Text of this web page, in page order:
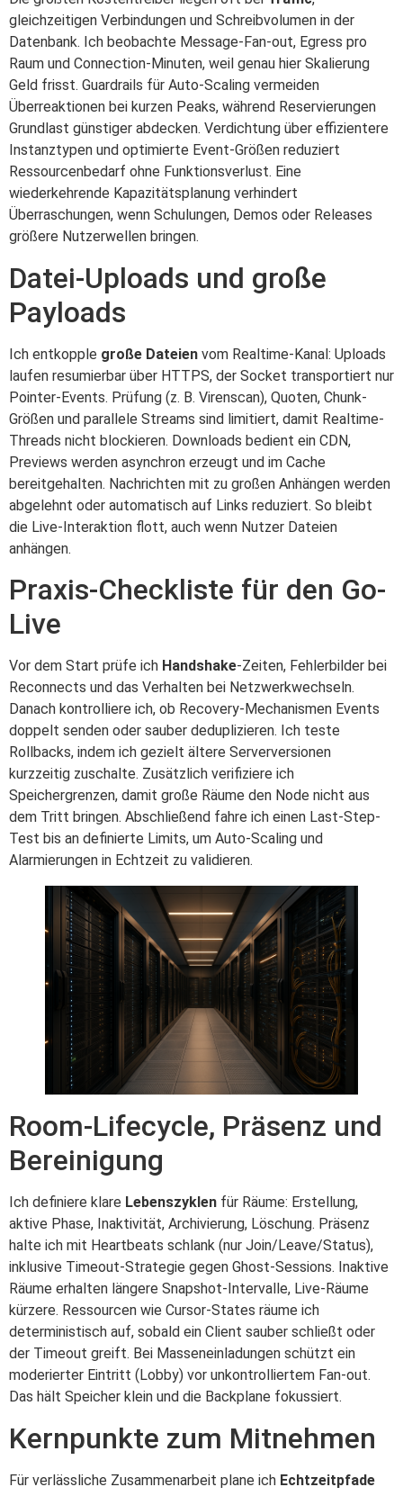
gleichzeitigen Verbindungen und Schreibvolumen in der
Datenbank. Ich beobachte Message-Fan-out, Egress pro
Raum und Connection-Minuten, weil genau hier Skalierung
Geld frisst. Guardrails für Auto-Scaling vermeiden
Überreaktionen bei kurzen Peaks, während Reservierungen
Grundlast günstiger abdecken. Verdichtung über effizientere
Instanztypen und optimierte Event-Größen reduziert
Ressourcenbedarf ohne Funktionsverlust. Eine
wiederkehrende Kapazitätsplanung verhindert
Überraschungen, wenn Schulungen, Demos oder Releases
größere Nutzerwellen bringen.
Datei-Uploads und große
Payloads
Ich entkopple große Dateien vom Realtime-Kanal: Uploads
laufen resumierbar über HTTPS, der Socket transportiert nur
Pointer-Events. Prüfung (z. B. Virenscan), Quoten, Chunk-
Größen und parallele Streams sind limitiert, damit Realtime-
Threads nicht blockieren. Downloads bedient ein CDN,
Previews werden asynchron erzeugt und im Cache
bereitgehalten. Nachrichten mit zu großen Anhängen werden
abgelehnt oder automatisch auf Links reduziert. So bleibt
die Live-Interaktion flott, auch wenn Nutzer Dateien
anhängen.
Praxis-Checkliste für den Go-
Live
Vor dem Start prüfe ich Handshake-Zeiten, Fehlerbilder bei
Reconnects und das Verhalten bei Netzwerkwechseln.
Danach kontrolliere ich, ob Recovery-Mechanismen Events
doppelt senden oder sauber deduplizieren. Ich teste
Rollbacks, indem ich gezielt ältere Serverversionen
kurzzeitig zuschalte. Zusätzlich verifiziere ich
Speichergrenzen, damit große Räume den Node nicht aus
dem Tritt bringen. Abschließend fahre ich einen Last-Step-
Test bis an definierte Limits, um Auto-Scaling und
Alarmierungen in Echtzeit zu validieren.
Room-Lifecycle, Präsenz und
Bereinigung
Ich definiere klare Lebenszyklen für Räume: Erstellung,
aktive Phase, Inaktivität, Archivierung, Löschung. Präsenz
halte ich mit Heartbeats schlank (nur Join/Leave/Status),
inklusive Timeout-Strategie gegen Ghost-Sessions. Inaktive
Räume erhalten längere Snapshot-Intervalle, Live-Räume
kürzere. Ressourcen wie Cursor-States räume ich
deterministisch auf, sobald ein Client sauber schließt oder
der Timeout greift. Bei Masseneinladungen schützt ein
moderierter Eintritt (Lobby) vor unkontrolliertem Fan-out.
Das hält Speicher klein und die Backplane fokussiert.
Kernpunkte zum Mitnehmen
Für verlässliche Zusammenarbeit plane ich Echtzeitpfade